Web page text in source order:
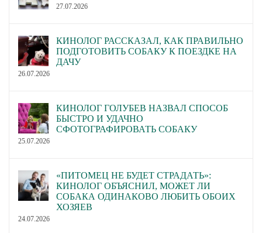
27.07.2026
КИНОЛОГ РАССКАЗАЛ, КАК ПРАВИЛЬНО
ПОДГОТОВИТЬ СОБАКУ К ПОЕЗДКЕ НА
ДАЧУ
26.07.2026
КИНОЛОГ ГОЛУБЕВ НАЗВАЛ СПОСОБ
БЫСТРО И УДАЧНО
СФОТОГРАФИРОВАТЬ СОБАКУ
25.07.2026
«ПИТОМЕЦ НЕ БУДЕТ СТРАДАТЬ»:
КИНОЛОГ ОБЪЯСНИЛ, МОЖЕТ ЛИ
СОБАКА ОДИНАКОВО ЛЮБИТЬ ОБОИХ
ХОЗЯЕВ
24.07.2026